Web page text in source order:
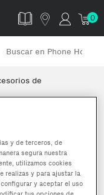
0
de
y de terceros, de
segura nuestra
utilizamos cookies
realizas y para ajustar la
y aceptar el uso